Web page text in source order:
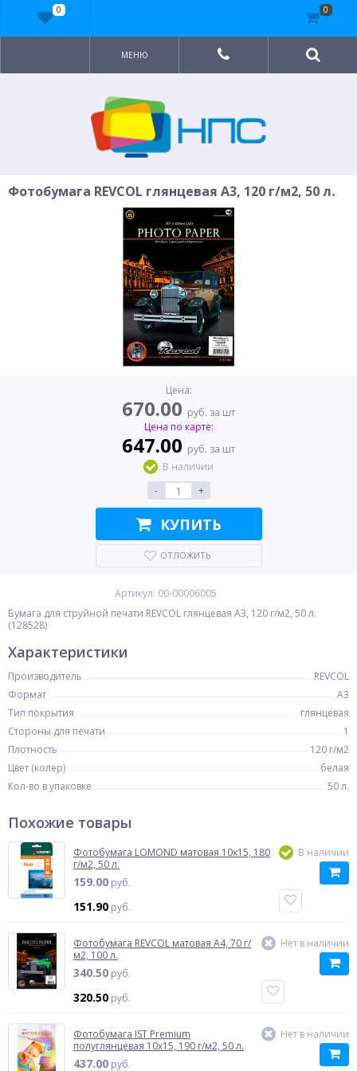
МЕНЮ
Фотобумага REVCOL глянцевая A3, 120 г/м2, 50 л.
Цена:
670.00 руб. за шт
Цена по карте:
647.00 руб. за шт
В наличии
-
+
КУПИТЬ
ОТЛОЖИТЬ
Артикул: 00-00006005
Бумага для струйной печати REVCOL глянцевая A3, 120 г/м2, 50 л.
(128528)
Характеристики
Производитель
REVCOL
Формат
A3
Тип покрытия
глянцевая
Стороны для печати
1
Плотность
120 г/м2
Цвет (колер)
белая
Кол-во в упаковке
50 л.
Похожие товары
Фотобумага LOMOND матовая 10x15, 180
г/м2, 50 л.
159.00 руб.
151.90 руб.
В наличии
Фотобумага REVCOL матовая A4, 70 г/
м2, 100 л.
340.50 руб.
320.50 руб.
Нет в наличии
Фотобумага IST Premium
полуглянцевая 10x15, 190 г/м2, 50 л.
437.00 руб.
Нет в наличии
0 0